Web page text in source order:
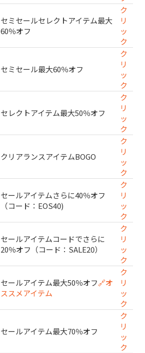
セミセールセレクトアイテム最大
60％オフ
ク
リ
ッ
ク
セミセール最大60％オフ
ク
リ
ッ
ク
セレクトアイテム最大50％オフ
ク
リ
ッ
ク
クリアランスアイテムBOGO
ク
リ
ッ
ク
セールアイテムさらに40％オフ
（コード：EOS40)
ク
リ
ッ
ク
セールアイテムコードでさらに
20％オフ（コード：SALE20）
ク
リ
ッ
ク
セールアイテム最大50％オフ🔗オ
ススメアイテム
ク
リ
ッ
ク
セールアイテム最大70％オフ
ク
リ
ッ
ク